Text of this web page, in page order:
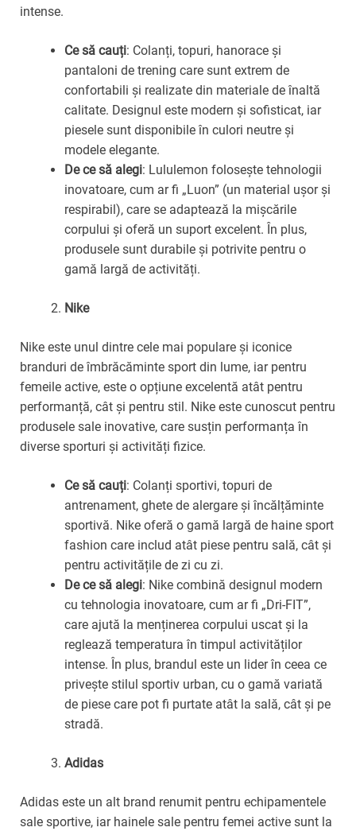
intense.
Ce să cauți: Colanți, topuri, hanorace și
pantaloni de trening care sunt extrem de
confortabili și realizate din materiale de înaltă
calitate. Designul este modern și sofisticat, iar
piesele sunt disponibile în culori neutre și
modele elegante.
De ce să alegi: Lululemon folosește tehnologii
inovatoare, cum ar fi „Luon” (un material ușor și
respirabil), care se adaptează la mișcările
corpului și oferă un suport excelent. În plus,
produsele sunt durabile și potrivite pentru o
gamă largă de activități.
Nike
Nike este unul dintre cele mai populare și iconice
branduri de îmbrăcăminte sport din lume, iar pentru
femeile active, este o opțiune excelentă atât pentru
performanță, cât și pentru stil. Nike este cunoscut pentru
produsele sale inovative, care susțin performanța în
diverse sporturi și activități fizice.
Ce să cauți: Colanți sportivi, topuri de
antrenament, ghete de alergare și încălțăminte
sportivă. Nike oferă o gamă largă de haine sport
fashion care includ atât piese pentru sală, cât și
pentru activitățile de zi cu zi.
De ce să alegi: Nike combină designul modern
cu tehnologia inovatoare, cum ar fi „Dri-FIT”,
care ajută la menținerea corpului uscat și la
reglează temperatura în timpul activităților
intense. În plus, brandul este un lider în ceea ce
privește stilul sportiv urban, cu o gamă variată
de piese care pot fi purtate atât la sală, cât și pe
stradă.
Adidas
Adidas este un alt brand renumit pentru echipamentele
sale sportive, iar hainele sale pentru femei active sunt la